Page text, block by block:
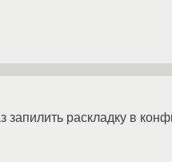
раскладку в